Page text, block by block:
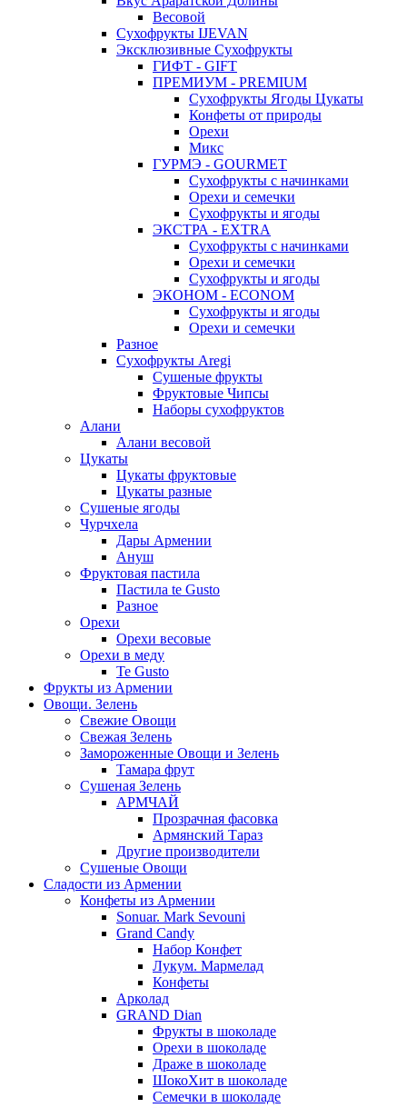
Весовой
Сухофрукты IJEVAN
Эксклюзивные Сухофрукты
ГИФТ - GIFT
ПРЕМИУМ - PREMIUM
Сухофрукты Ягоды Цукаты
Конфеты от природы
Орехи
Микс
ГУРМЭ - GOURMET
Сухофрукты с начинками
Орехи и семечки
Сухофрукты и ягоды
ЭКСТРА - EXTRA
Сухофрукты с начинками
Орехи и семечки
Сухофрукты и ягоды
ЭКОНОМ - ECONOM
Сухофрукты и ягоды
Орехи и семечки
Разное
Сухофрукты Aregi
Сушеные фрукты
Фруктовые Чипсы
Наборы сухофруктов
Алани
Алани весовой
Цукаты
Цукаты фруктовые
Цукаты разные
Сушеные ягоды
Чурчхела
Дары Армении
Ануш
Фруктовая пастила
Пастила te Gusto
Разное
Орехи
Орехи весовые
Орехи в меду
Te Gusto
Фрукты из Армении
Овощи. Зелень
Свежие Овощи
Свежая Зелень
Замороженные Овощи и Зелень
Тамара фрут
Сушеная Зелень
АРМЧАЙ
Прозрачная фасовка
Армянский Тараз
Другие производители
Сушеные Овощи
Сладости из Армении
Конфеты из Армении
Sonuar. Mark Sevouni
Grand Candy
Набор Конфет
Лукум. Мармелад
Конфеты
Арколад
GRAND Dian
Фрукты в шоколаде
Орехи в шоколаде
Драже в шоколаде
ШокоХит в шоколаде
Семечки в шоколаде